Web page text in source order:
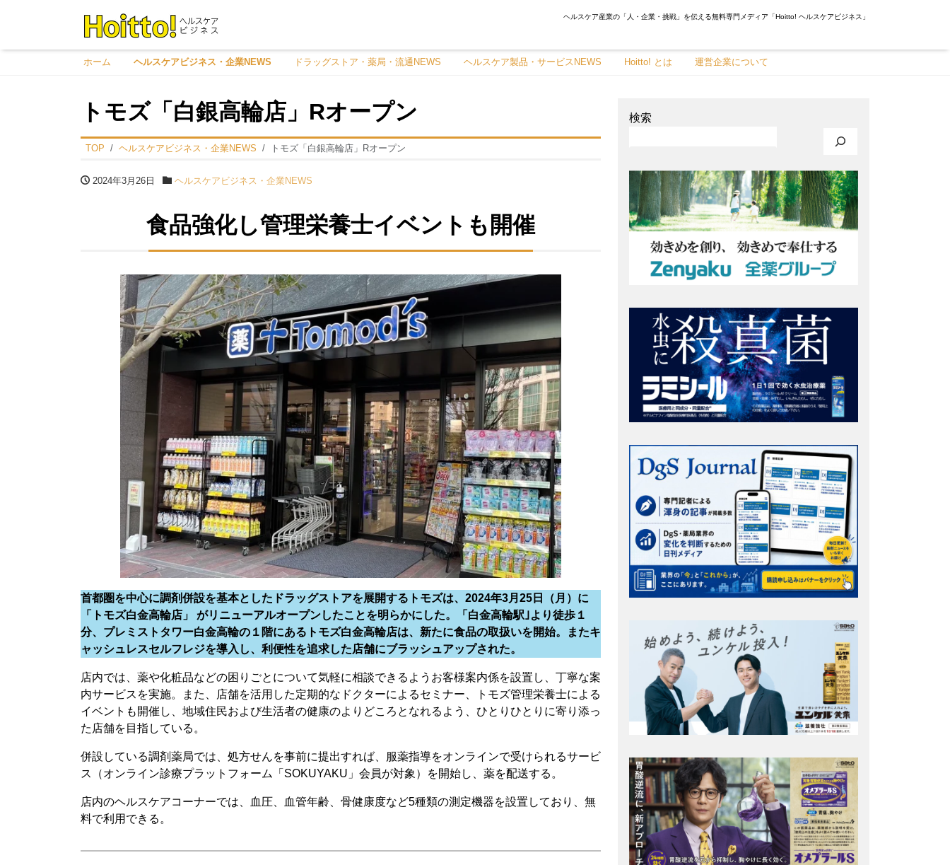
ヘルスケア産業の「人・企業・挑戦」を伝える無料専門メディア「Hoitto! ヘルスケアビジネス」
ホーム ヘルスケアビジネス・企業NEWS ドラッグストア・薬局・流通NEWS ヘルスケア製品・サービスNEWS Hoitto! とは 運営企業について
トモズ「白銀高輪店」Rオープン
TOP ヘルスケアビジネス・企業NEWS トモズ「白銀高輪店」Rオープン
2024年3月26日 ヘルスケアビジネス・企業NEWS
食品強化し管理栄養士イベントも開催
首都圏を中心に調剤併設を基本としたドラッグストアを展開するトモズは、2024年3月25日（月）に
「トモズ白金高輪店」 がリニューアルオープンしたことを明らかにした。「白金高輪駅｣より徒歩１
分、プレミストタワー白金高輪の１階にあるトモズ白金高輪店は、新たに食品の取扱いを開始。またキ
ャッシュレスセルフレジを導入し、利便性を追求した店舗にブラッシュアップされた。
店内では、薬や化粧品などの困りごとについて気軽に相談できるようお客様案内係を設置し、丁寧な案
内サービスを実施。また、店舗を活用した定期的なドクターによるセミナー、トモズ管理栄養士による
イベントも開催し、地域住民および生活者の健康のよりどころとなれるよう、ひとりひとりに寄り添っ
た店舗を目指している。
併設している調剤薬局では、処方せんを事前に提出すれば、服薬指導をオンラインで受けられるサービ
ス（オンライン診療プラットフォーム「SOKUYAKU」会員が対象）を開始し、薬を配送する。
店内のヘルスケアコーナーでは、血圧、血管年齢、骨健康度など5種類の測定機器を設置しており、無
料で利用できる。
検索